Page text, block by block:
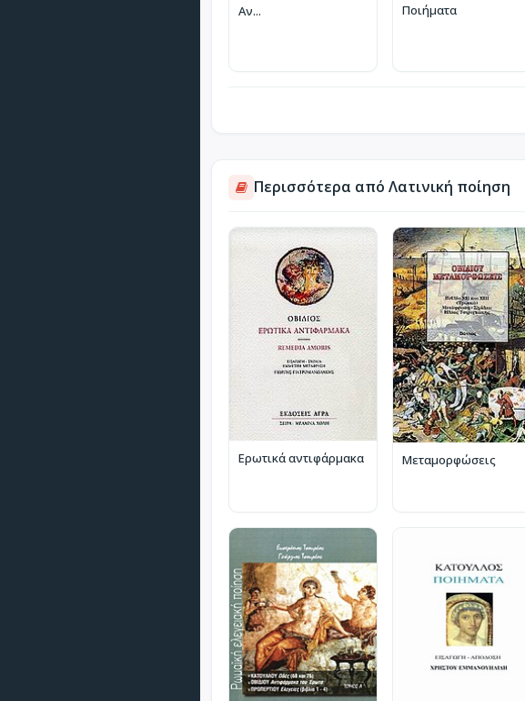
Αν... Ποιήματα
Περισσότερα από Λατινική ποίηση
Ερωτικά αντιφάρμακα Μεταμορφώσεις